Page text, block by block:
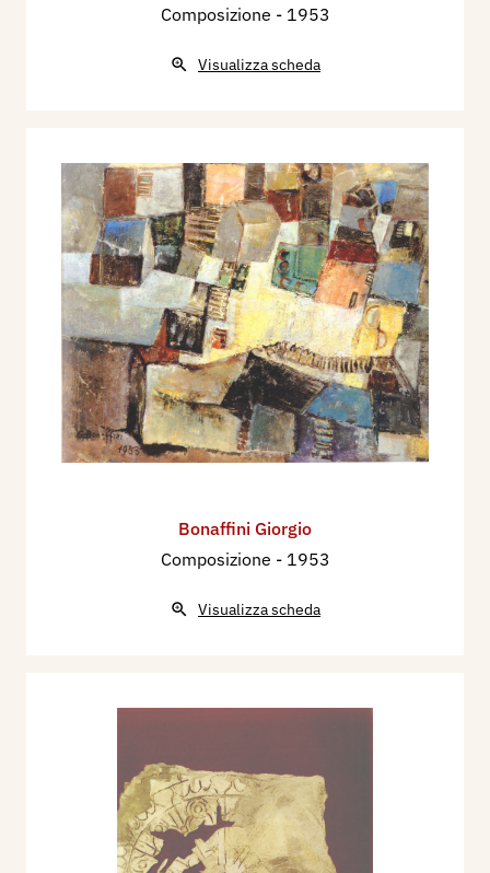
Composizione - 1953
Visualizza scheda
Bonaffini Giorgio
Composizione - 1953
Visualizza scheda